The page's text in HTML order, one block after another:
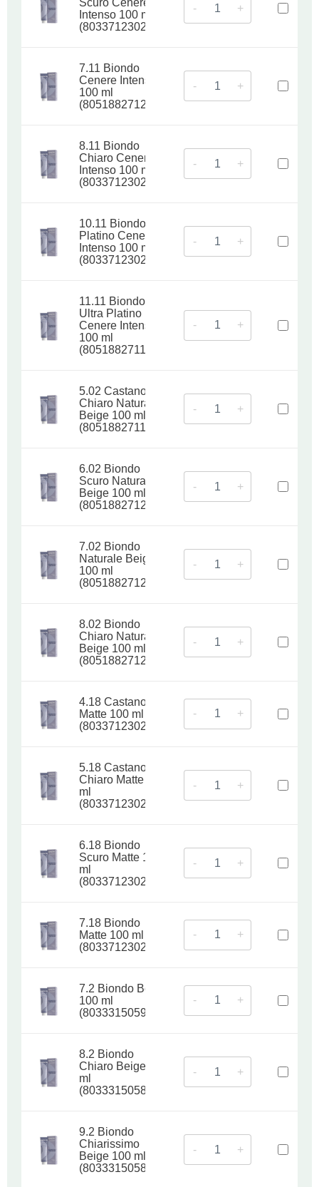
Intenso 100 ml
(8033712302836)
- +
7.11 Biondo
Cenere Intenso
100 ml
(8051882712248)
- +
8.11 Biondo
Chiaro Cenere
Intenso 100 ml
(8033712302850)
- +
10.11 Biondo
Platino Cenere
Intenso 100 ml
(8033712302874)
- +
11.11 Biondo
Ultra Platino
Cenere Intenso
100 ml
(8051882711814)
- +
5.02 Castano
Chiaro Naturale
Beige 100 ml
(8051882711968)
- +
6.02 Biondo
Scuro Naturale
Beige 100 ml
(8051882712088)
- +
7.02 Biondo
Naturale Beige
100 ml
(8051882712224)
- +
8.02 Biondo
Chiaro Naturale
Beige 100 ml
(8051882712378)
- +
4.18 Castano
Matte 100 ml
(8033712302898)
- +
5.18 Castano
Chiaro Matte 100
ml
(8033712302904)
- +
6.18 Biondo
Scuro Matte 100
ml
(8033712302911)
- +
7.18 Biondo
Matte 100 ml
(8033712302928)
- +
7.2 Biondo Beige
100 ml
(8033315059007)
- +
8.2 Biondo
Chiaro Beige 100
ml
(8033315058994)
- +
9.2 Biondo
Chiarissimo
Beige 100 ml
(8033315058987)
- +